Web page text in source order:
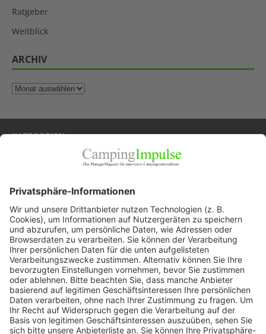
Ratgeber
Weitblick
ARCHIV
KATEGORIEN
Firmenporträts
Panorama
Produkte
Ratgeber
Weitblick